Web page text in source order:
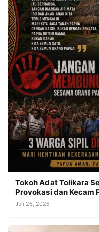
Tokoh Adat Tolikara
Provokasi dan Kecam
Juli 26, 2026